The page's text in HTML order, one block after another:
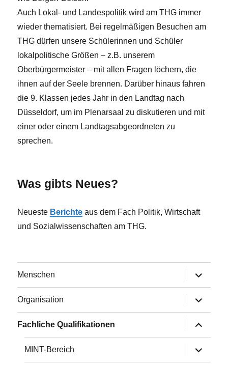
Auch Lokal- und Landespolitik wird am THG immer
wieder thematisiert. Bei regelmäßigen Besuchen am
THG dürfen unsere Schülerinnen und Schüler
lokalpolitische Größen – z.B. unserem
Oberbürgermeister – mit allen Fragen löchern, die
ihnen auf der Seele brennen. Darüber hinaus fahren
die 9. Klassen jedes Jahr in den Landtag nach
Düsseldorf, um im Plenarsaal zu diskutieren und mit
einer oder einem Landtagsabgeordneten zu
sprechen.
Was gibts Neues?
Neueste Berichte aus dem Fach Politik, Wirtschaft
und Sozialwissenschaften am THG.
Menschen
anzeigen
Organisation
anzeigen
Fachliche Qualifikationen
anzeigen
MINT-Bereich
anzeigen